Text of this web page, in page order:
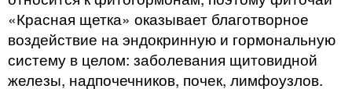
«Красная щетка» оказывает благотворное
воздействие на эндокринную и гормональную
систему в целом: заболевания щитовидной
железы, надпочечников, почек, лимфоузлов.